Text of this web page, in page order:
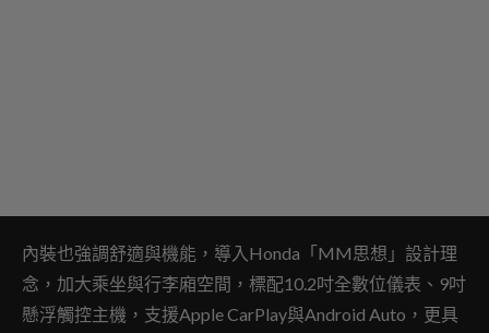
內裝也強調舒適與機能，導入Honda「MM思想」設計理
念，加大乘坐與行李廂空間，標配10.2吋全數位儀表、9吋
懸浮觸控主機，支援Apple CarPlay與Android Auto，更具